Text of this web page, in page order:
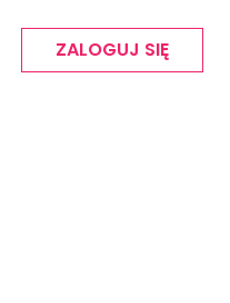
ZALOGUJ SIĘ